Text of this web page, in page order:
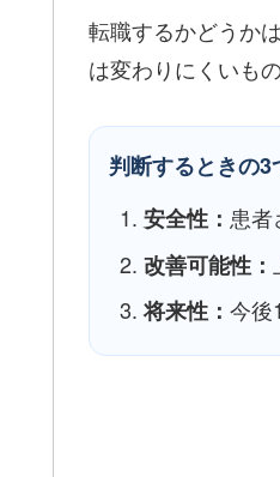
転職するかどうか
は変わりにくいも
判断するときの3
安全性： 患者
改善可能性：
将来性： 今後